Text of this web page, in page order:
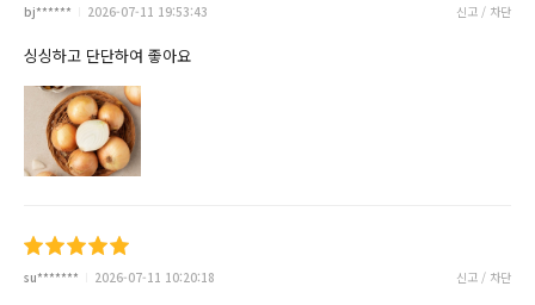
bj****** 2026-07-11 19:53:43 신고 / 차단
싱싱하고 단단하여 좋아요
su******* 2026-07-11 10:20:18 신고 / 차단